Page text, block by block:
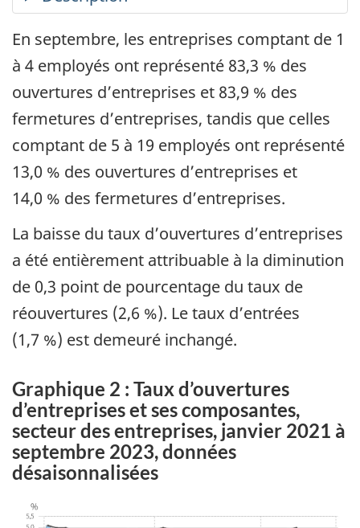
En septembre, les entreprises comptant de 1
à 4 employés ont représenté 83,3 % des
ouvertures d’entreprises et 83,9 % des
fermetures d’entreprises, tandis que celles
comptant de 5 à 19 employés ont représenté
13,0 % des ouvertures d’entreprises et
14,0 % des fermetures d’entreprises.
La baisse du taux d’ouvertures d’entreprises
a été entièrement attribuable à la diminution
de 0,3 point de pourcentage du taux de
réouvertures (2,6 %). Le taux d’entrées
(1,7 %) est demeuré inchangé.
Graphique 2 : Taux d’ouvertures
d’entreprises et ses composantes,
secteur des entreprises, janvier 2021 à
septembre 2023, données
désaisonnalisées